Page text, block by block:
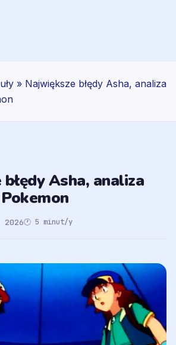
» Największe błędy Asha, analiza
Asha, analiza
🕐 5 minut/y